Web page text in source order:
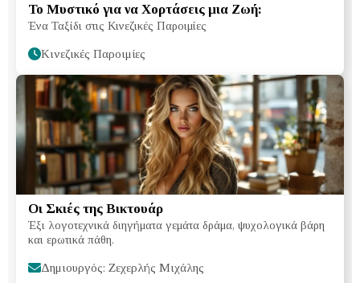
Το Μυστικό για να Χορτάσεις μια Ζωή:
Ένα Ταξίδι στις Κινεζικές Παροιμίες
Κινεζικές Παροιμίες
Οι Σκιές της Βικτουάρ
Έξι λογοτεχνικά διηγήματα γεμάτα δράμα, ψυχολογικά βάρη
και ερωτικά πάθη.
Δημιουργός: Ζεχερλής Μιχάλης